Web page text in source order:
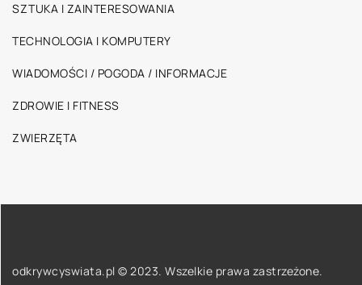
SZTUKA I ZAINTERESOWANIA
TECHNOLOGIA I KOMPUTERY
WIADOMOŚCI / POGODA / INFORMACJE
ZDROWIE I FITNESS
ZWIERZĘTA
odkrywcyswiata.pl © 2023. Wszelkie prawa zastrzeżone.